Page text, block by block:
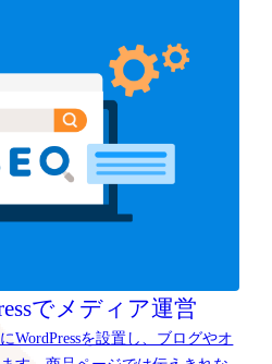
でメディア運営
WordPressを設置し、ブログやオ